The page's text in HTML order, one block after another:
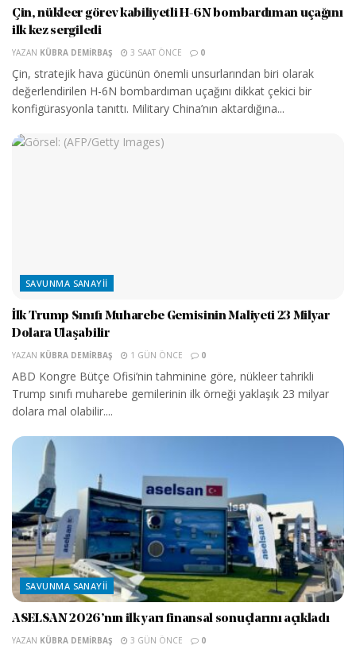
Çin, nükleer görev kabiliyetli H-6N bombardıman uçağını
ilk kez sergiledi
YAZAN KÜBRA DEMIRBAŞ 3 SAAT ÖNCE 0
Çin, stratejik hava gücünün önemli unsurlarından biri olarak
değerlendirilen H-6N bombardıman uçağını dikkat çekici bir
konfigürasyonla tanıttı. Military China’nın aktardığına...
SAVUNMA SANAYII
İlk Trump Sınıfı Muharebe Gemisinin Maliyeti 23 Milyar
Dolara Ulaşabilir
YAZAN KÜBRA DEMIRBAŞ 1 GÜN ÖNCE 0
ABD Kongre Bütçe Ofisi’nin tahminine göre, nükleer tahrikli
Trump sınıfı muharebe gemilerinin ilk örneği yaklaşık 23 milyar
dolara mal olabilir....
SAVUNMA SANAYII
ASELSAN 2026’nın ilk yarı finansal sonuçlarını açıkladı
YAZAN KÜBRA DEMIRBAŞ 3 GÜN ÖNCE 0